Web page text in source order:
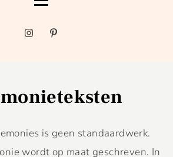
is geen standaardwerk.
wordt op maat geschreven. In